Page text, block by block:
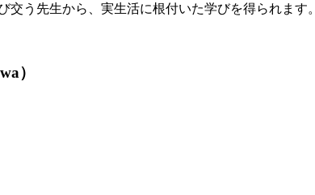
交う先生から、実生活に根付いた学びを得られます。
）